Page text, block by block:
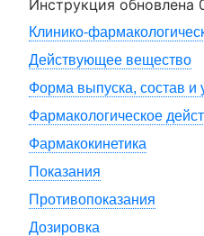
Инструкция обновлена
Клинико-
Действующее вещество
Форма выпуска, состав и
Фармакологическое
Фармакокинетика
Показания
Противопоказания
Дозировка